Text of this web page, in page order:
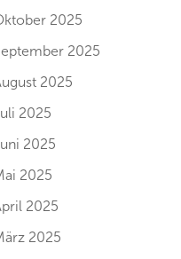
2025
2025
2025
2025
2025
2025
2025
2025